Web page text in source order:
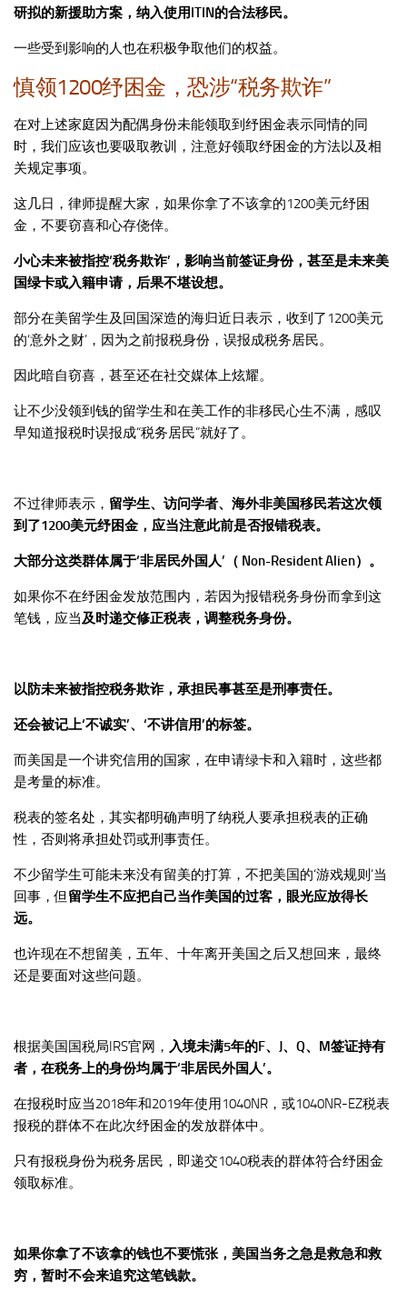
研拟的新援助方案，纳入使用ITIN的合法移民。
一些受到影响的人也在积极争取他们的权益。
慎领1200纾困金，恐涉“税务欺诈”
在对上述家庭因为配偶身份未能领取到纾困金表示同情的同
时，我们应该也要吸取教训，注意好领取纾困金的方法以及相
关规定事项。
这几日，律师提醒大家，如果你拿了不该拿的1200美元纾困
金，不要窃喜和心存侥倖。
小心未来被指控‘税务欺诈’，影响当前签证身份，甚至是未来美
国绿卡或入籍申请，后果不堪设想。
部分在美留学生及回国深造的海归近日表示，收到了1200美元
的‘意外之财’，因为之前报税身份，误报成税务居民。
因此暗自窃喜，甚至还在社交媒体上炫耀。
让不少没领到钱的留学生和在美工作的非移民心生不满，感叹
早知道报税时误报成“税务居民”就好了。
不过律师表示， 留学生、访问学者、海外非美国移民若这次领
到了1200美元纾困金，应当注意此前是否报错税表。
大部分这类群体属于‘非居民外国人’（ Non-Resident Alien）。
如果你不在纾困金发放范围内，若因为报错税务身份而拿到这
笔钱，应当及时递交修正税表，调整税务身份。
以防未来被指控税务欺诈，承担民事甚至是刑事责任。
还会被记上‘不诚实’、‘不讲信用’的标签。
而美国是一个讲究信用的国家，在申请绿卡和入籍时，这些都
是考量的标准。
税表的签名处，其实都明确声明了纳税人要承担税表的正确
性，否则将承担处罚或刑事责任。
不少留学生可能未来没有留美的打算，不把美国的‘游戏规则’当
回事，但 留学生不应把自己当作美国的过客，眼光应放得长
远。
也许现在不想留美，五年、十年离开美国之后又想回来，最终
还是要面对这些问题。
根据美国国税局IRS官网， 入境未满5年的F、J、Q、M签证持有
者，在税务上的身份均属于‘非居民外国人’。
在报税时应当2018年和2019年使用1040NR，或1040NR-EZ税表
报税的群体不在此次纾困金的发放群体中。
只有报税身份为税务居民，即递交1040税表的群体符合纾困金
领取标准。
如果你拿了不该拿的钱也不要慌张，美国当务之急是救急和救
穷，暂时不会来追究这笔钱款。